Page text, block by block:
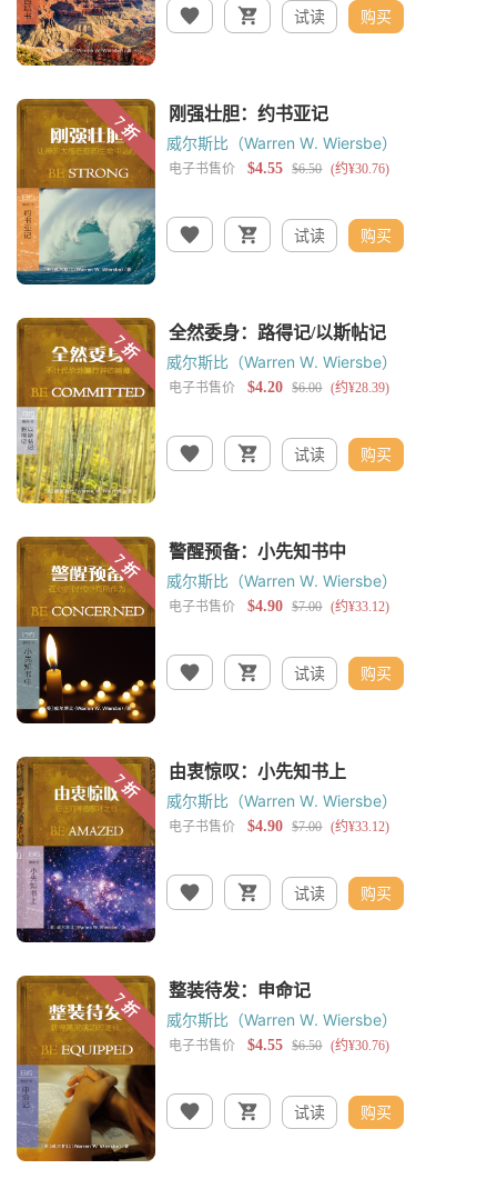
试读 购买
威尔斯比（Warren W. Wiersbe）
试读 购买
威尔斯比（Warren W. Wiersbe）
试读 购买
威尔斯比（Warren W. Wiersbe）
试读 购买
威尔斯比（Warren W. Wiersbe）
试读 购买
威尔斯比（Warren W. Wiersbe）
试读 购买